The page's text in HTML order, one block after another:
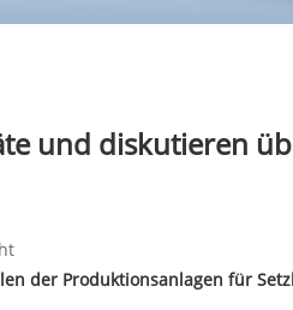
und diskutieren
der Produktionsanlagen für